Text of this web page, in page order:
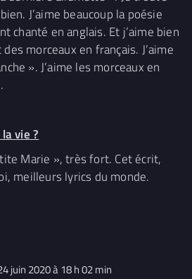
J’aime beaucoup la poésie
chanté en anglais. Et j’aime bien
morceaux en français. J’aime
». J’aime les morceaux en
vie ?
Marie », très fort. Cet écrit,
meilleurs lyrics du monde.
juin 2020 à 18 h 02 min